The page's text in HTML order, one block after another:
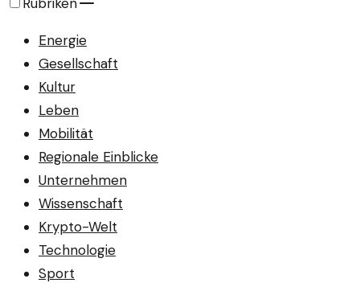
Energie
Gesellschaft
Kultur
Leben
Mobilität
Regionale Einblicke
Unternehmen
Wissenschaft
Krypto-Welt
Technologie
Sport